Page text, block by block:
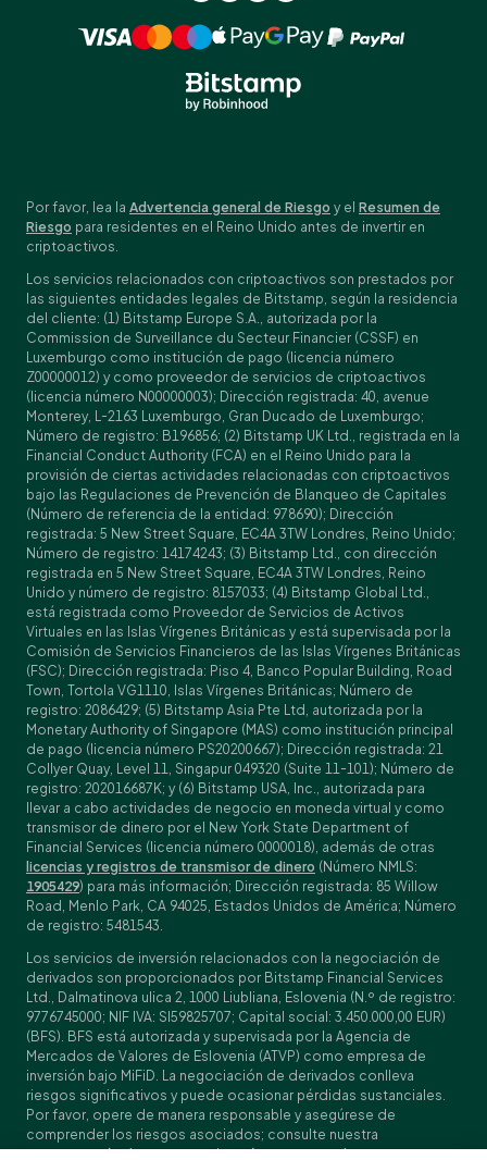
Por favor, lea la Advertencia general de Riesgo y el Resumen de
Riesgo para residentes en el Reino Unido antes de invertir en
criptoactivos.
Los servicios relacionados con criptoactivos son prestados por
las siguientes entidades legales de Bitstamp, según la residencia
del cliente: (1) Bitstamp Europe S.A., autorizada por la
Commission de Surveillance du Secteur Financier (CSSF) en
Luxemburgo como institución de pago (licencia número
Z00000012) y como proveedor de servicios de criptoactivos
(licencia número N00000003); Dirección registrada: 40, avenue
Monterey, L-2163 Luxemburgo, Gran Ducado de Luxemburgo;
Número de registro: B196856; (2) Bitstamp UK Ltd., registrada en la
Financial Conduct Authority (FCA) en el Reino Unido para la
provisión de ciertas actividades relacionadas con criptoactivos
bajo las Regulaciones de Prevención de Blanqueo de Capitales
(Número de referencia de la entidad: 978690); Dirección
registrada: 5 New Street Square, EC4A 3TW Londres, Reino Unido;
Número de registro: 14174243; (3) Bitstamp Ltd., con dirección
registrada en 5 New Street Square, EC4A 3TW Londres, Reino
Unido y número de registro: 8157033; (4) Bitstamp Global Ltd.,
está registrada como Proveedor de Servicios de Activos
Virtuales en las Islas Vírgenes Británicas y está supervisada por la
Comisión de Servicios Financieros de las Islas Vírgenes Británicas
(FSC); Dirección registrada: Piso 4, Banco Popular Building, Road
Town, Tortola VG1110, Islas Vírgenes Británicas; Número de
registro: 2086429; (5) Bitstamp Asia Pte Ltd, autorizada por la
Monetary Authority of Singapore (MAS) como institución principal
de pago (licencia número PS20200667); Dirección registrada: 21
Collyer Quay, Level 11, Singapur 049320 (Suite 11-101); Número de
registro: 202016687K; y (6) Bitstamp USA, Inc., autorizada para
llevar a cabo actividades de negocio en moneda virtual y como
transmisor de dinero por el New York State Department of
Financial Services (licencia número 0000018), además de otras
licencias y registros de transmisor de dinero (Número NMLS:
1905429) para más información; Dirección registrada: 85 Willow
Road, Menlo Park, CA 94025, Estados Unidos de América; Número
de registro: 5481543.
Los servicios de inversión relacionados con la negociación de
derivados son proporcionados por Bitstamp Financial Services
Ltd., Dalmatinova ulica 2, 1000 Liubliana, Eslovenia (N.º de registro:
9776745000; NIF IVA: SI59825707; Capital social: 3.450.000,00 EUR)
(BFS). BFS está autorizada y supervisada por la Agencia de
Mercados de Valores de Eslovenia (ATVP) como empresa de
inversión bajo MiFiD. La negociación de derivados conlleva
riesgos significativos y puede ocasionar pérdidas sustanciales.
Por favor, opere de manera responsable y asegúrese de
comprender los riesgos asociados; consulte nuestra
Especificación de contratos, losTérminos y condiciones